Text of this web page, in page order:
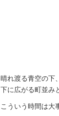
晴れ渡る青空の下
下に広がる町並み
こういう時間は大